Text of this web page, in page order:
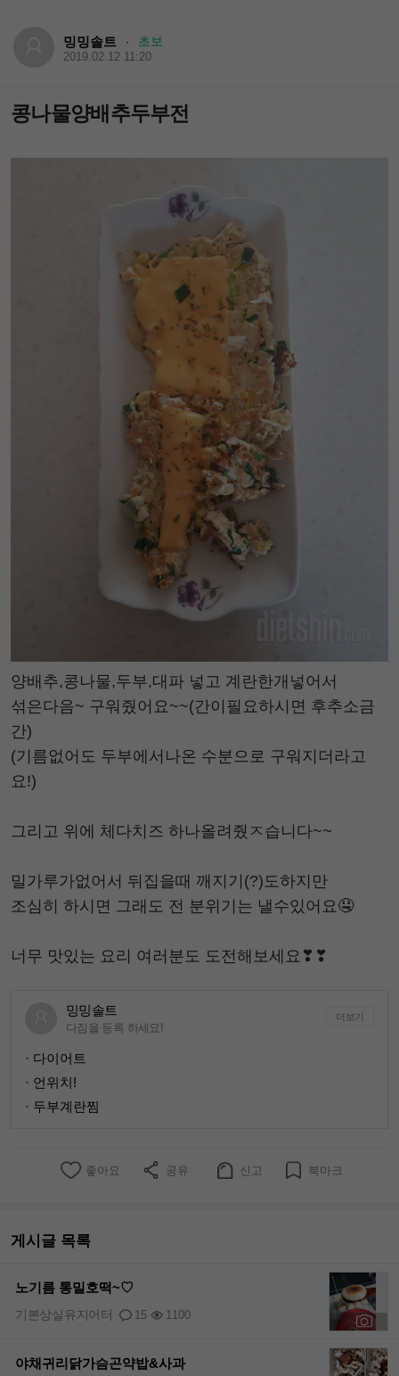
밍밍솔트 · 초보
2019.02.12 11:20
콩나물양배추두부전
양배추,콩나물,두부,대파 넣고 계란한개넣어서
섞은다음~ 구워줬어요~~(간이필요하시면 후추소금
간)
(기름없어도 두부에서나온 수분으로 구워지더라고
요!)
그리고 위에 체다치즈 하나올려줬ㅈ습니다~~
밀가루가없어서 뒤집을때 깨지기(?)도하지만
조심히 하시면 그래도 전 분위기는 낼수있어요🤤
너무 맛있는 요리 여러분도 도전해보세요❣❣
밍밍솔트
다짐을 등록 하세요!
더보기
· 다이어트
· 언위치!
· 두부계란찜
좋아요 공유 신고 북마크
게시글 목록
노기름 통밀호떡~♡
15 1100
기본상실유지어터
야채귀리닭가슴곤약밥&사과